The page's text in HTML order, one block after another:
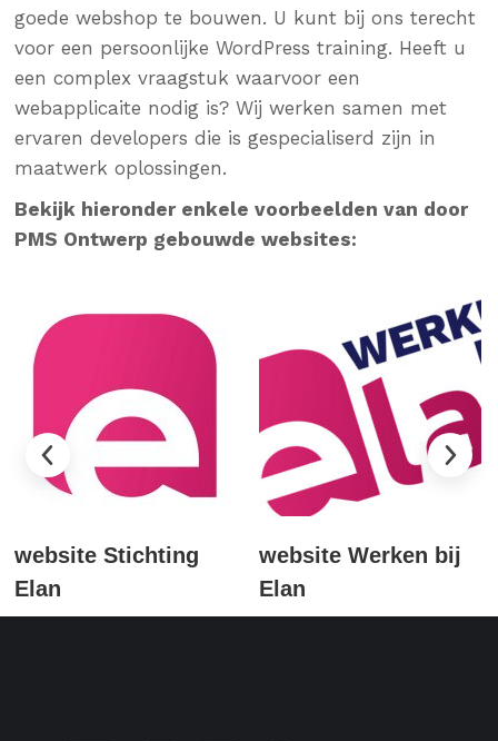
goede webshop te bouwen. U kunt bij ons terecht
voor een persoonlijke WordPress training. Heeft u
een complex vraagstuk waarvoor een
webapplicaite nodig is? Wij werken samen met
ervaren developers die is gespecialiserd zijn in
maatwerk oplossingen.
Bekijk hieronder enkele voorbeelden van door
PMS Ontwerp gebouwde websites:
Stichting
website Werken bij